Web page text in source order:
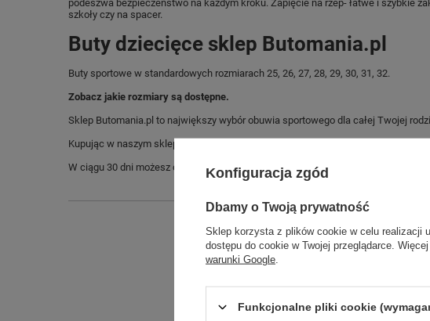
podeszwa bezpieczeństwo na każdym kroku. Zapięcie na rzep- łatwe i szybkie
szkoły czy na spacer.
Buty dziecięce sklep Butomania.pl
Buty sportowe w standardowych rozmiarach 25, 26, 27, 28, 29, 30, 31, 32.
Zobacz jakie rozmiary są dostępne.
Sklep Butomania.pl to największy wybór obuwia sportowego dla całej Twojej
Kupując w naszym sklepie internetowym masz gwarancję, że towar jest
W ciągu 30 dni możesz dokonać zwrotu bądź wymiany towaru bez podania
Konfiguracja zgód
Dbamy o Twoją prywatność
Sklep korzysta z plików cookie w celu realizacji
dostępu do cookie w Twojej przeglądarce.
warunki Google
Funkcjonalne pliki cookie